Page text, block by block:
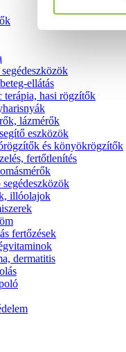
ellátás
terápia, hasi rögzítők
lázmérők
eszközök
és könyökrögzítők
fertőtlenítés
segédeszközök
illóolajok
fertőzések
dermatitis